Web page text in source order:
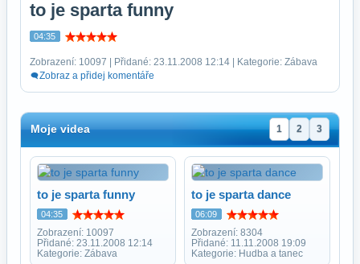
to je sparta funny
04:35
Zobrazení: 10097 | Přidané: 23.11.2008 12:14 | Kategorie: Zábava
Zobraz a přidej komentáře
Moje videa 1 2 3
to je sparta funny
04:35
Zobrazení: 10097
Přidané: 23.11.2008 12:14
Kategorie: Zábava
to je sparta dance
06:09
Zobrazení: 8304
Přidané: 11.11.2008 19:09
Kategorie: Hudba a tanec